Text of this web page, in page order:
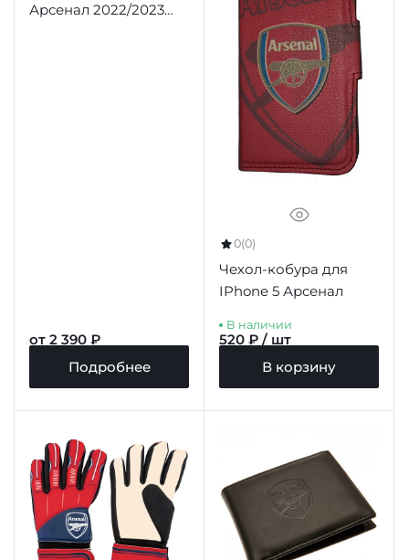
Арсенал 2022/2023
от 2 390 ₽
Подробнее
0(0)
Чехол-кобура для
IPhone 5 Арсенал
В наличии
520 ₽ / шт
В корзину